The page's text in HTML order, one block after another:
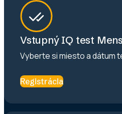
Vstupný IQ test
Vyberte si miesto a dátum
Registrácia